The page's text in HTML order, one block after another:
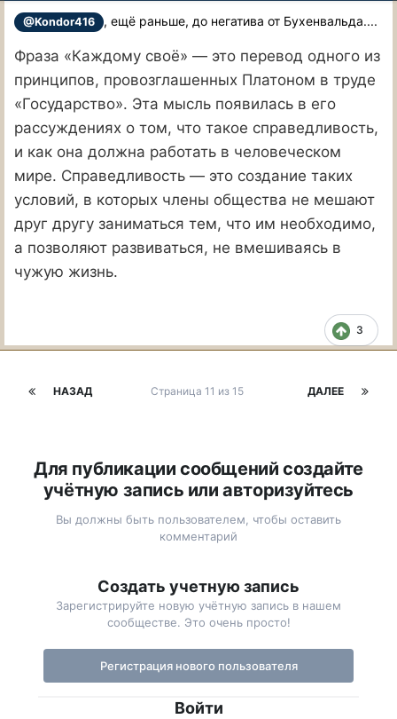
@Kondor416 , ещё раньше, до негатива от Бухенвальда....
Фраза «Каждому своё» — это перевод одного из
принципов, провозглашенных Платоном в труде
«Государство». Эта мысль появилась в его
рассуждениях о том, что такое справедливость,
и как она должна работать в человеческом
мире. Справедливость — это создание таких
условий, в которых члены общества не мешают
друг другу заниматься тем, что им необходимо,
а позволяют развиваться, не вмешиваясь в
чужую жизнь.
3
НАЗАД ДАЛЕЕ
Страница 11 из 15
Для публикации сообщений создайте
учётную запись или авторизуйтесь
Вы должны быть пользователем, чтобы оставить
комментарий
Создать учетную запись
Зарегистрируйте новую учётную запись в нашем
сообществе. Это очень просто!
Регистрация нового пользователя
Войти